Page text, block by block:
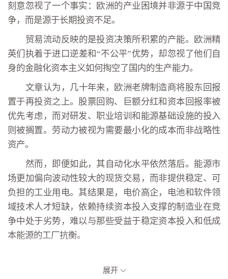
刻意忽视了一个事实：欧洲的产业困境并非源于中国竞
争，而是源于长期投资不足。
贸易流动反映的是投资决策所积累的产能。欧洲精
英们执着于进口逆差和“不公平”优势，却忽视了他们自
身的金融化资本主义如何掏空了国内的生产能力。
文章认为，几十年来，欧洲老牌制造商将股东回报
置于再投资之上。股票回购、巨额分红和资本回报率被
优先考虑，而对研发、职业培训和能源基础设施的投入
则被搁置。劳动力被视为需要最小化的成本而非战略性
资产。
然而，即便如此，其自动化水平依然落后。能源市
场更加偏向波动性较大的现货交易，而非提供稳定、可
负担的工业用电。其结果是，电价高企，电池和软件领
域技术人才短缺，依赖持续资本投入支撑的制造业在竞
争中处于劣势，难以与那些受益于稳定资本投入和低成
本能源的工厂抗衡。
牌通过合资企业在中国市场赚得盆满钵满，当时它们仅
展开